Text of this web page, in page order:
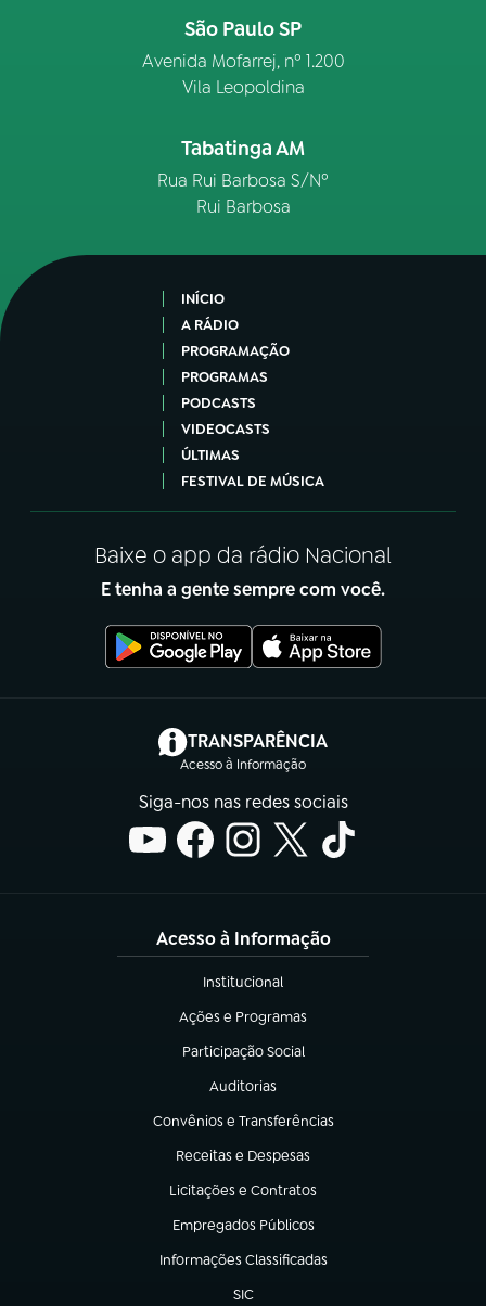
São Paulo SP
Avenida Mofarrej, nº 1.200
Vila Leopoldina
Tabatinga AM
Rua Rui Barbosa S/Nº
Rui Barbosa
INÍCIO
A RÁDIO
PROGRAMAÇÃO
PROGRAMAS
PODCASTS
VIDEOCASTS
ÚLTIMAS
FESTIVAL DE MÚSICA
Baixe o app da rádio Nacional
E tenha a gente sempre com você.
TRANSPARÊNCIA
Acesso à Informação
(abre em nova aba)
Siga-nos nas redes sociais
Acesso à Informação
Institucional
(abre em nova aba)
Ações e Programas
(abre em nova aba)
Participação Social
(abre em nova aba)
Auditorias
(abre em nova aba)
Convênios e Transferências
(abre em nova aba)
Receitas e Despesas
(abre em nova aba)
Licitações e Contratos
(abre em nova aba)
Empregados Públicos
(abre em nova aba)
Informações Classificadas
(abre em nova aba)
SIC
(abre em nova aba)